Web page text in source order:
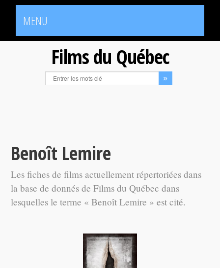
MENU
Films du Québec
Benoît Lemire
Les fiches de films actuellement répertoriées dans
la base de donnés de Films du Québec dans
lesquelles le terme « Benoît Lemire » est cité.